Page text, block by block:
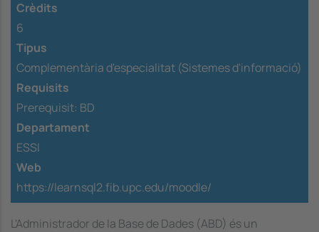
Crèdits
6
Tipus
Complementària d'especialitat (Sistemes d'informació)
Requisits
Prerequisit: BD
Departament
ESSI
Web
https://learnsql2.fib.upc.edu/moodle/
L'Administrador de la Base de Dades (ABD) és un